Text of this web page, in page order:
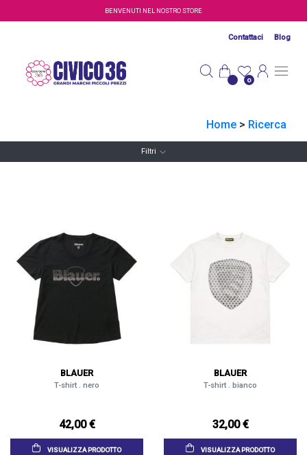
Salta al contenuto principaleBENVENUTI NEL NOSTRO STORE
Contattaci Blog
0
Home > Ricerca
Filtri
BLAUER
T-shirt . nero
42,00 €
VISUALIZZA PRODOTTO
BLAUER
T-shirt . bianco
32,00 €
VISUALIZZA PRODOTTO